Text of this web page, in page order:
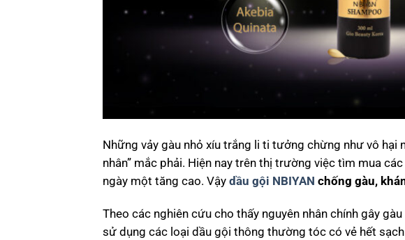
Những vảy gàu nhỏ xíu trắng li ti tưởng chừng như vô hại
nhân” mắc phải. Hiện nay trên thị trường việc tìm mua
ngày một tăng cao. Vậy dầu gội NBIYAN chống gàu,
Theo các nghiên cứu cho thấy nguyên nhân chính gây
sử dụng các loại dầu gội thông thường tóc có vẻ hết